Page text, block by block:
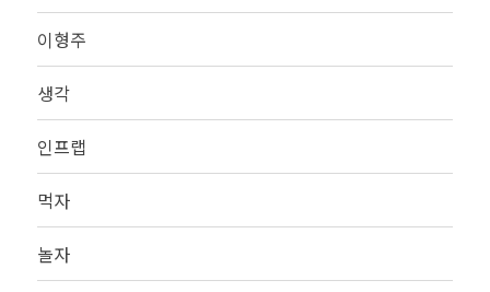
이형주
생각
인프랩
먹자
놀자